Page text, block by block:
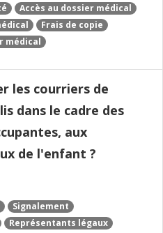
Accès au dossier médical
Frais de copie
médical
les courriers de
dans le cadre des
aux
de l'enfant ?
Signalement
Représentants légaux